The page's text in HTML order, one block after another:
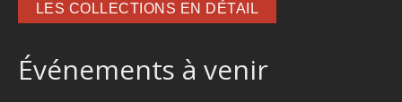
LES COLLECTIONS EN DÉTAIL
Événements à venir